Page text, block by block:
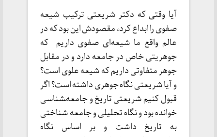
آیا وقتی که دکتر شریعتی ترکیب شیعه
صفوی را ابداع کرد، مقصودش این بود که در
عالم واقع ما شیعه‌ای صفوی داریم که
جوهریتی خاص در جامعه دارد و در مقابل
جوهر متفاوتی داریم که شیعه علوی است؟
و آیا شریعتی نگاه جوهری داشته است؟ اگر
قبول کنیم شریعتی تاریخ و جامعه‌‍شناسی
خوانده بود و نگاه تحلیلی و جامعه شناختی
به تاریخ داشت و بر اساس نگاه